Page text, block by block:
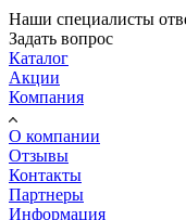
Наши специалисты
Задать вопрос
Каталог
Акции
Компания
О компании
Отзывы
Контакты
Партнеры
Информация